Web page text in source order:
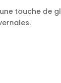
touche de